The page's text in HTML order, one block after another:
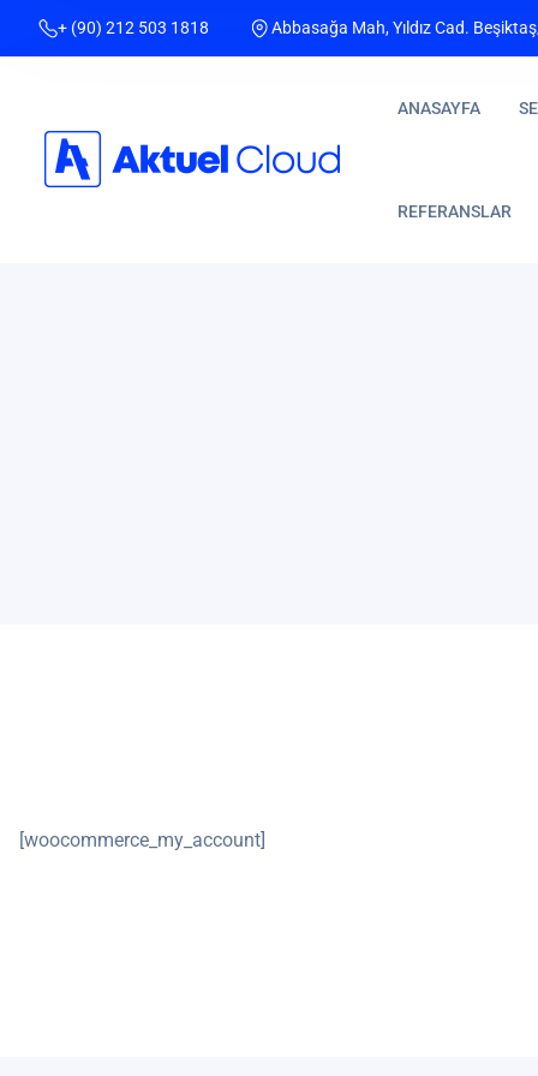
+ (90) 212 503 1818 Abbasağa Mah, Yıldız Cad.
ANASAYFA
REFERANSLAR
[woocommerce_my_account]